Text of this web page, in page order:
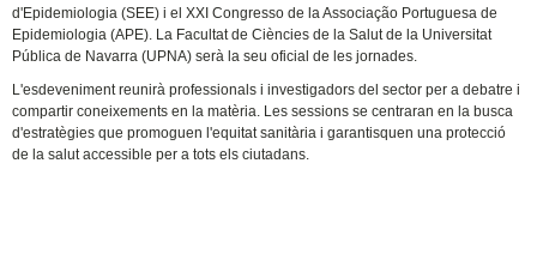
d'Epidemiologia (SEE) i el XXI Congresso de la Associação Portuguesa de
Epidemiologia (APE). La Facultat de Ciències de la Salut de la Universitat
Pública de Navarra (UPNA) serà la seu oficial de les jornades.
L'esdeveniment reunirà professionals i investigadors del sector per a debatre i
compartir coneixements en la matèria. Les sessions se centraran en la busca
d'estratègies que promoguen l'equitat sanitària i garantisquen una protecció
de la salut accessible per a tots els ciutadans.